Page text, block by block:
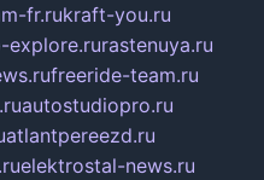
fr.rukraft-you.ru
explore.rurastenuya.ru
freeride-team.ru
autostudiopro.ru
atlantpereezd.ru
elektrostal-news.ru